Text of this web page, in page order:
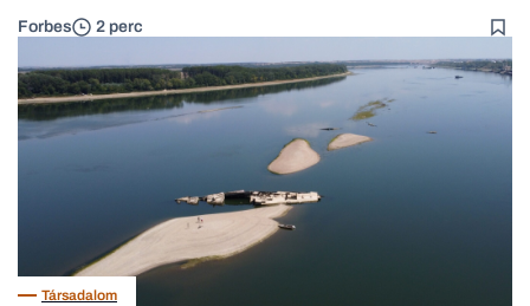
Forbes 2 perc
Társadalom